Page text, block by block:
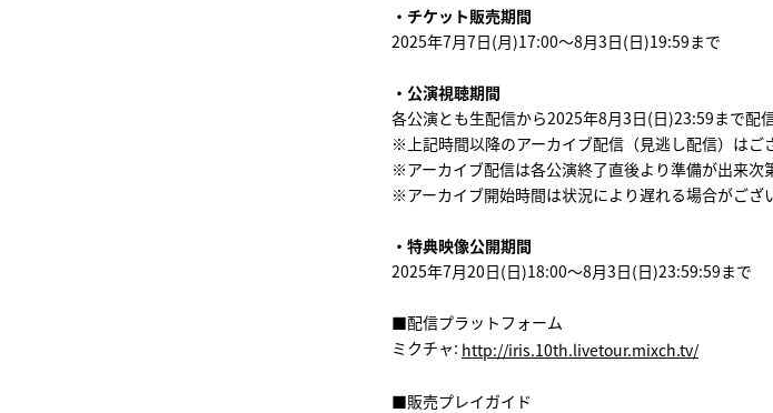
・チケット販売期間
2025年7月7日(月)17:00～8月3日(日)19:59まで
・公演視聴期間
各公演とも生配信から2025年8月3日(日)23:59まで配
※上記時間以降のアーカイブ配信（見逃し配信）はご
※アーカイブ配信は各公演終了直後より準備が出来次
※アーカイブ開始時間は状況により遅れる場合がござ
・特典映像公開期間
2025年7月20日(日)18:00～8月3日(日)23:59:59まで
■配信プラットフォーム
ミクチャ: http://iris.10th.livetour.mixch.tv/
■販売プレイガイド